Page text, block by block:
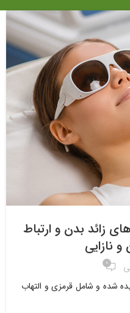
زائد بدن و ارتباط
نازایی
۰
شده و شامل قرمزی و التهاب